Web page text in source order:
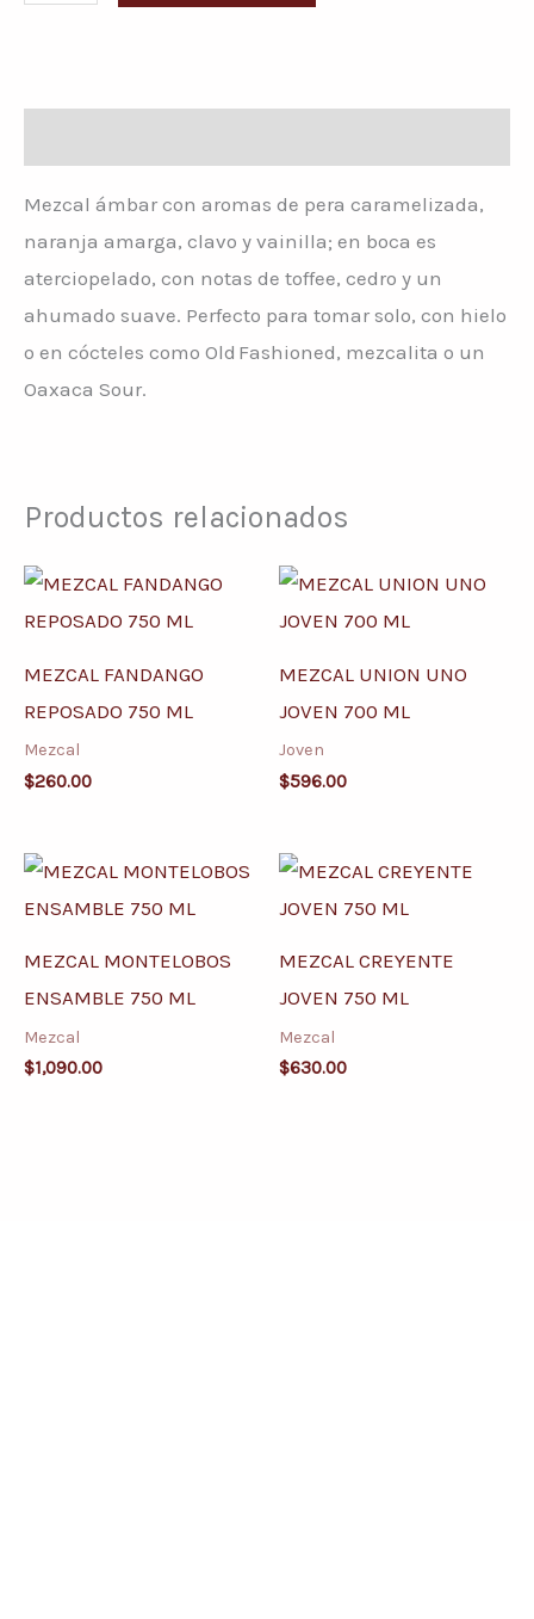
Mezcal ámbar con aromas de pera caramelizada,
naranja amarga, clavo y vainilla; en boca es
aterciopelado, con notas de toffee, cedro y un
ahumado suave. Perfecto para tomar solo, con hielo
o en cócteles como Old Fashioned, mezcalita o un
Oaxaca Sour.
Productos relacionados
MEZCAL FANDANGO
REPOSADO 750 ML
Mezcal
$260.00
MEZCAL UNION UNO
JOVEN 700 ML
Joven
$596.00
MEZCAL MONTELOBOS
ENSAMBLE 750 ML
Mezcal
$1,090.00
MEZCAL CREYENTE
JOVEN 750 ML
Mezcal
$630.00